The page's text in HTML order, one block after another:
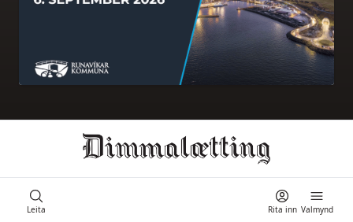
Leita Valmynd
Rita inn
Ongi úrslit